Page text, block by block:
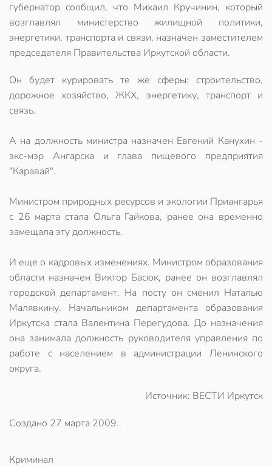
губернатор сообщил, что Михаил Кручинин, который
возглавлял министерство жилищной политики,
энергетики, транспорта и связи, назначен заместителем
председателя Правительства Иркутской области.
Он будет курировать те же сферы: строительство,
дорожное хозяйство, ЖКХ, энергетику, транспорт и
связь.
А на должность министра назначен Евгений Канухин -
экс-мэр Ангарска и глава пищевого предприятия
"Каравай".
Министром природных ресурсов и экологии Приангарья
с 26 марта стала Ольга Гайкова, ранее она временно
замещала эту должность.
И еще о кадровых изменениях. Министром образования
области назначен Виктор Басюк, ранее он возглавлял
городской департамент. На посту он сменил Наталью
Малявкину. Начальником департамента образования
Иркутска стала Валентина Перегудова. До назначения
она занимала должность руководителя управления по
работе с населением в администрации Ленинского
округа.
Источник: ВЕСТИ Иркутск
Создано 27 марта 2009.
Криминал